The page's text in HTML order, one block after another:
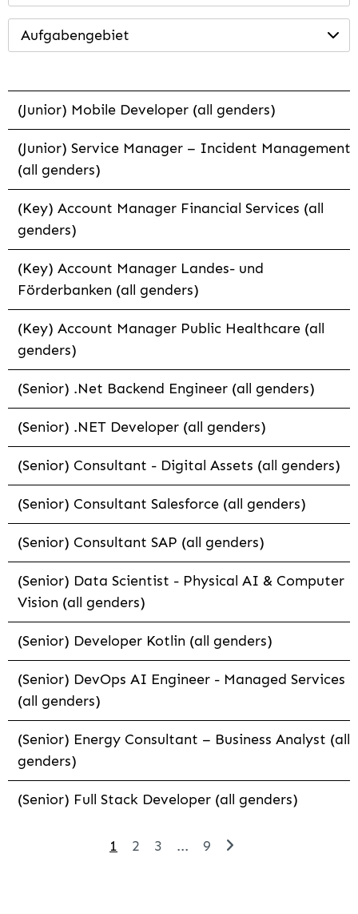
Aufgabengebiet
(Junior) Mobile Developer (all genders)
(Junior) Service Manager – Incident Management
(all genders)
(Key) Account Manager Financial Services (all
genders)
(Key) Account Manager Landes- und
Förderbanken (all genders)
(Key) Account Manager Public Healthcare (all
genders)
(Senior) .Net Backend Engineer (all genders)
(Senior) .NET Developer (all genders)
(Senior) Consultant - Digital Assets (all genders)
(Senior) Consultant Salesforce (all genders)
(Senior) Consultant SAP (all genders)
(Senior) Data Scientist - Physical AI & Computer
Vision (all genders)
(Senior) Developer Kotlin (all genders)
(Senior) DevOps AI Engineer - Managed Services
(all genders)
(Senior) Energy Consultant – Business Analyst (all
genders)
(Senior) Full Stack Developer (all genders)
1 2 3 ... 9